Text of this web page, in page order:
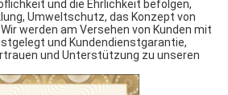
und die Ehrlichkeit befolgen,
Umweltschutz, das Konzept von
werden am Versehen von Kunden mit
und Kundendienstgarantie,
und Unterstützung zu unseren